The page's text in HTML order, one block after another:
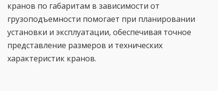
кранов по габаритам в зависимости от
грузоподъемности помогает при планировании
установки и эксплуатации, обеспечивая точное
представление размеров и технических
характеристик кранов.